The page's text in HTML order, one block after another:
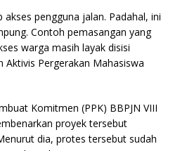
pengguna jalan. Padahal, ini
Contoh pemasangan yang
warga masih layak disisi
Aktivis Pergerakan Mahasiswa
Komitmen (PPK) BBPJN VIII
proyek tersebut
dia, protes tersebut sudah